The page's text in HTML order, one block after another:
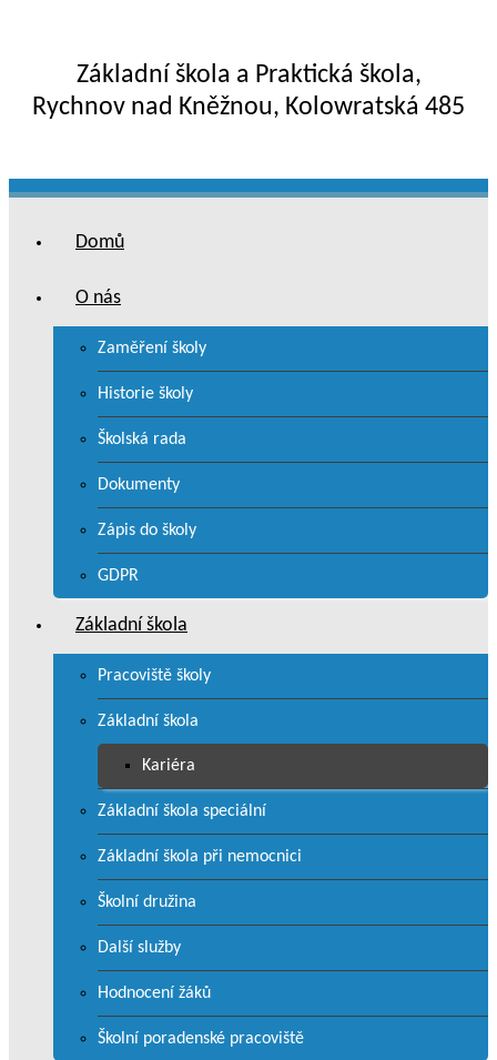
Základní škola a Praktická škola,
Rychnov nad Kněžnou, Kolowratská 485
Domů
O nás
Zaměření školy
Historie školy
Školská rada
Dokumenty
Zápis do školy
GDPR
Základní škola
Pracoviště školy
Základní škola
Kariéra
Základní škola speciální
Základní škola při nemocnici
Školní družina
Další služby
Hodnocení žáků
Školní poradenské pracoviště